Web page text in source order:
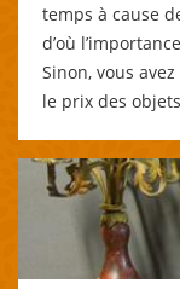
temps à cause
d’où
Sinon, vous
le prix des